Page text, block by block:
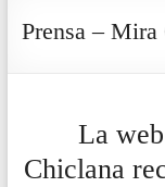
Prensa – Mira
La
Chiclana